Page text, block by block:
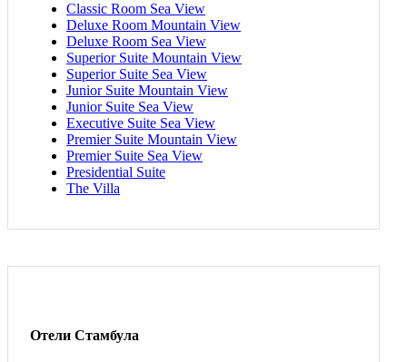
Classic Room Sea View
Deluxe Room Mountain View
Deluxe Room Sea View
Superior Suite Mountain View
Superior Suite Sea View
Junior Suite Mountain View
Junior Suite Sea View
Executive Suite Sea View
Premier Suite Mountain View
Premier Suite Sea View
Presidential Suite
The Villa
Отели Стамбула